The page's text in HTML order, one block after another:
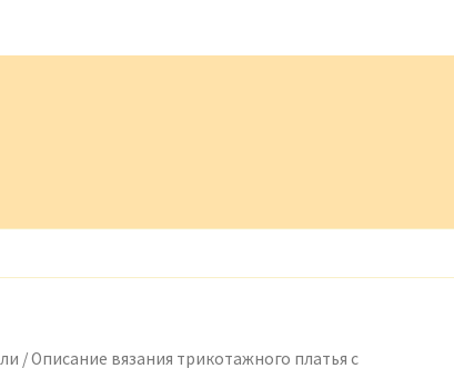
/ Описание вязания трикотажного платья с